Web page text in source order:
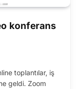
konferans
toplantılar, iş
geldi. Zoom